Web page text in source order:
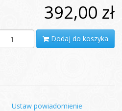
392,00 zł
Dodaj do koszyka
Ustaw powiadomienie